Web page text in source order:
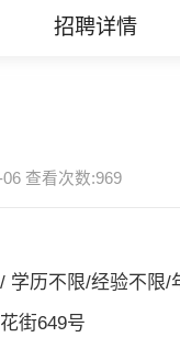
招聘详情
查看次数:969
学历不限/经验不限/
街649号